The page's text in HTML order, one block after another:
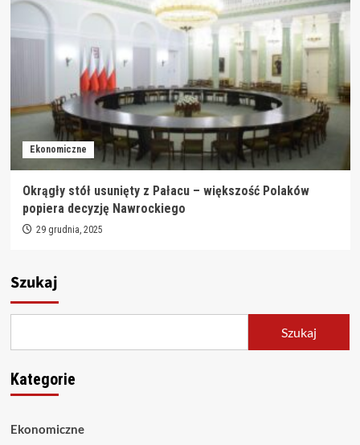
Ekonomiczne
Okrągły stół usunięty z Pałacu – większość Polaków
popiera decyzję Nawrockiego
29 grudnia, 2025
Szukaj
Szukaj
Kategorie
Ekonomiczne